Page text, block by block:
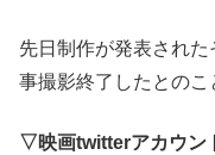
先日制作が発表され
事撮影終了したとのこ
▽映画twitterアカウン